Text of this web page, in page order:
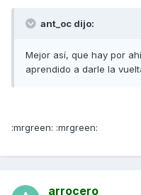
ant_oc dijo:
Mejor así, que hay por
aprendido a darle la
:mrgreen: :mrgreen:
arrocero